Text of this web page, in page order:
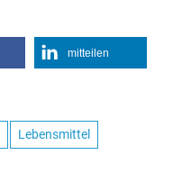
mitteilen
Lebensmittel